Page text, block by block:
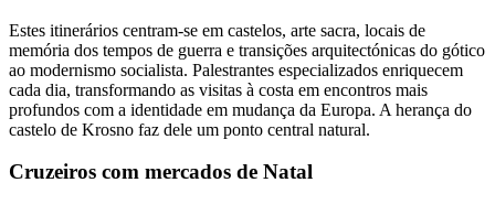
Estes itinerários centram-se em castelos, arte sacra, locais de
memória dos tempos de guerra e transições arquitectónicas do gótico
ao modernismo socialista. Palestrantes especializados enriquecem
cada dia, transformando as visitas à costa em encontros mais
profundos com a identidade em mudança da Europa. A herança do
castelo de Krosno faz dele um ponto central natural.
Cruzeiros com mercados de Natal